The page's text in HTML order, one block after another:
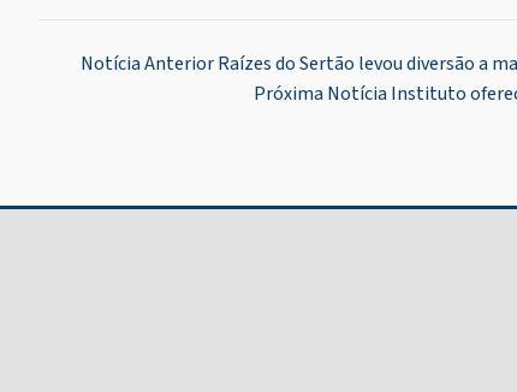
Navegação
Notícia Anterior Raízes do Sertão levou diversão a
Próxima Notícia Instituto